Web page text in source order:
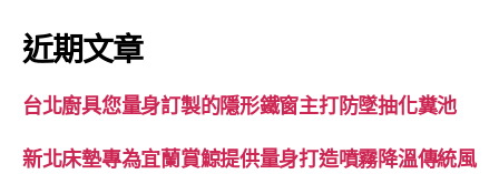
鍵
字:
近期文章
台北廚具您量身訂製的隱形鐵窗主打防墜抽化糞池
新北床墊專為宜蘭賞鯨提供量身打造噴霧降溫傳統風